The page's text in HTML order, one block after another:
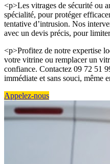
<p>Les vitrages de sécurité ou
spécialité, pour protéger
tentative d’intrusion. Nos
avec un devis précis, pour
<p>Profitez de notre expertise
votre vitrine ou remplacer un
confiance. Contactez 09 72 51
immédiate et sans souci, même
Appelez-nous